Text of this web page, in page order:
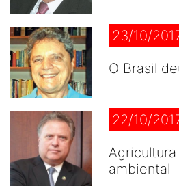
23/10/
O Brasil
22/10/
ambiental